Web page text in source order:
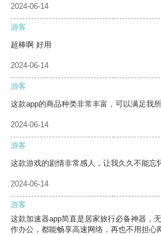
2024-06-14
游客
超棒啊 好用
2024-06-14
游客
这款app的商品种类非常丰富，可以满足我所
2024-06-14
游客
这款游戏的剧情非常感人，让我久久不能忘
2024-06-14
游客
这款加速器app简直是居家旅行必备神器，
作办公，都能畅享高速网络，再也不用担心